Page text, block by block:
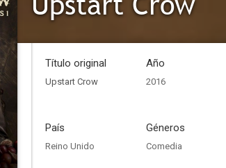
Título original
Upstart Crow
Año
2016
País
Reino Unido
Géneros
Comedia